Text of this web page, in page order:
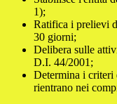
1);
Ratifica i prelievi
30 giorni;
Delibera sulle
D.I. 44/2001;
Determina i
rientrano nei